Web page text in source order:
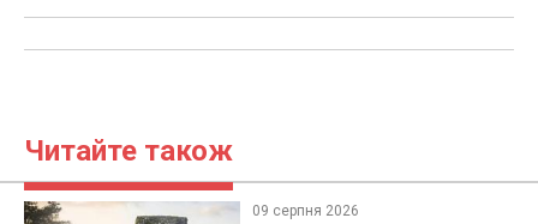
Читайте також
09 серпня 2026